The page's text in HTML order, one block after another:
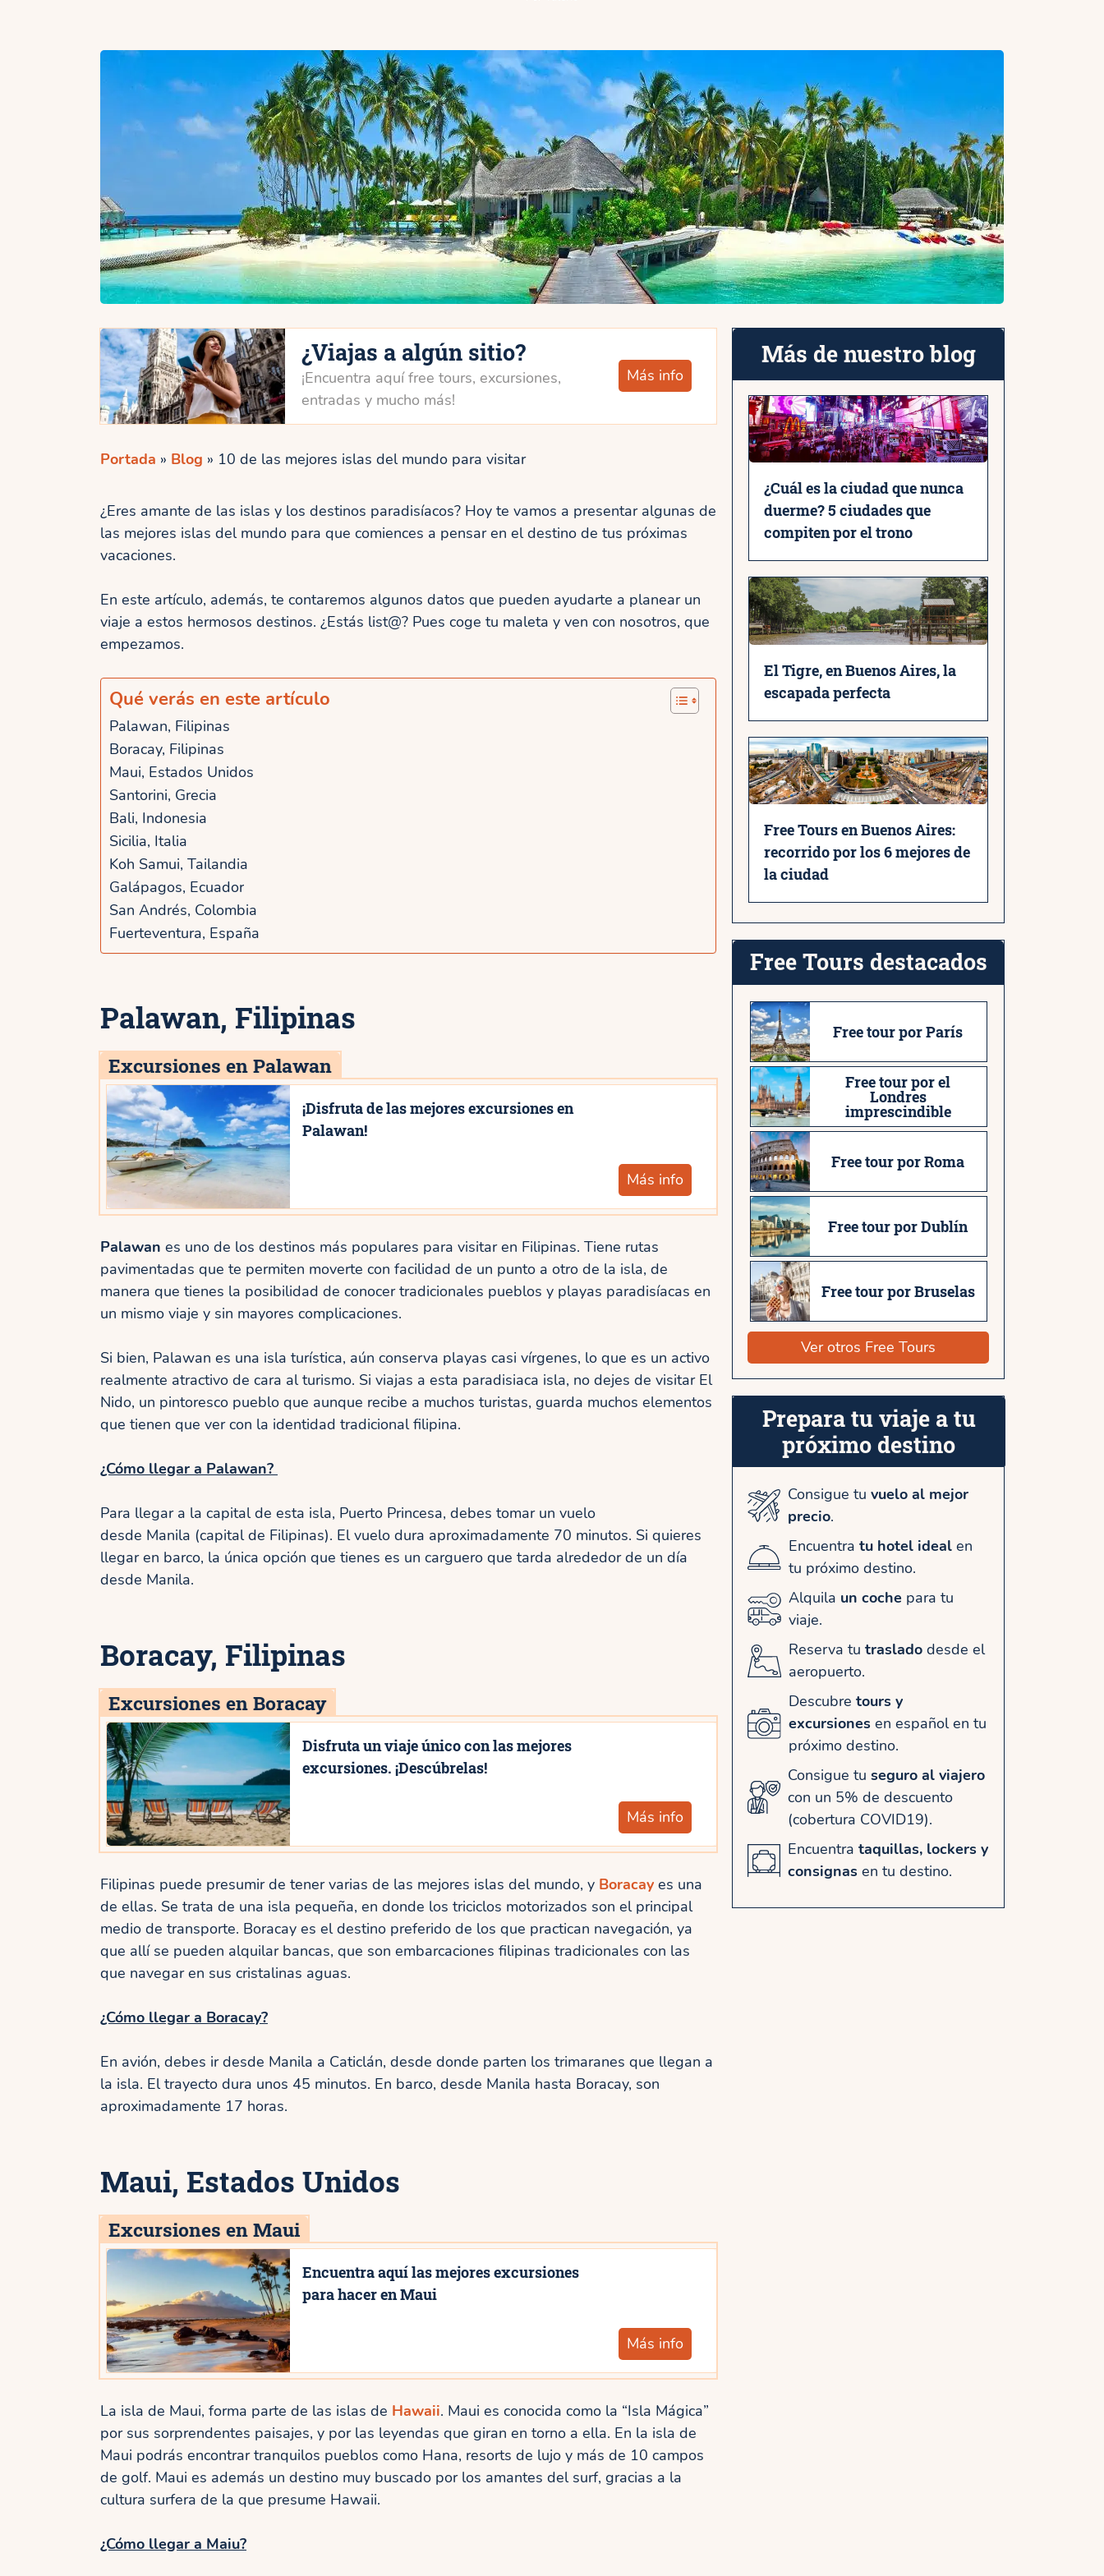
¿Viajas a algún sitio?
¡Encuentra aquí free tours, excursiones,
entradas y mucho más!
Más info
Portada » Blog » 10 de las mejores islas del mundo para visitar
¿Eres amante de las islas y los destinos paradisíacos? Hoy te vamos a presentar algunas de
las mejores islas del mundo para que comiences a pensar en el destino de tus próximas
vacaciones.
En este artículo, además, te contaremos algunos datos que pueden ayudarte a planear un
viaje a estos hermosos destinos. ¿Estás list@? Pues coge tu maleta y ven con nosotros, que
empezamos.
Qué verás en este artículo
Palawan, Filipinas
Boracay, Filipinas
Maui, Estados Unidos
Santorini, Grecia
Bali, Indonesia
Sicilia, Italia
Koh Samui, Tailandia
Galápagos, Ecuador
San Andrés, Colombia
Fuerteventura, España
Palawan, Filipinas
Excursiones en Palawan
¡Disfruta de las mejores excursiones en
Palawan!
Más info
Palawan es uno de los destinos más populares para visitar en Filipinas. Tiene rutas
pavimentadas que te permiten moverte con facilidad de un punto a otro de la isla, de
manera que tienes la posibilidad de conocer tradicionales pueblos y playas paradisíacas en
un mismo viaje y sin mayores complicaciones.
Si bien, Palawan es una isla turística, aún conserva playas casi vírgenes, lo que es un activo
realmente atractivo de cara al turismo. Si viajas a esta paradisiaca isla, no dejes de visitar El
Nido, un pintoresco pueblo que aunque recibe a muchos turistas, guarda muchos elementos
que tienen que ver con la identidad tradicional filipina.
¿Cómo llegar a Palawan?
Para llegar a la capital de esta isla, Puerto Princesa, debes tomar un vuelo
desde Manila (capital de Filipinas). El vuelo dura aproximadamente 70 minutos. Si quieres
llegar en barco, la única opción que tienes es un carguero que tarda alrededor de un día
desde Manila.
Boracay, Filipinas
Excursiones en Boracay
Disfruta un viaje único con las mejores
excursiones. ¡Descúbrelas!
Más info
Filipinas puede presumir de tener varias de las mejores islas del mundo, y Boracay es una
de ellas. Se trata de una isla pequeña, en donde los triciclos motorizados son el principal
medio de transporte. Boracay es el destino preferido de los que practican navegación, ya
que allí se pueden alquilar bancas, que son embarcaciones filipinas tradicionales con las
que navegar en sus cristalinas aguas.
¿Cómo llegar a Boracay?
En avión, debes ir desde Manila a Caticlán, desde donde parten los trimaranes que llegan a
la isla. El trayecto dura unos 45 minutos. En barco, desde Manila hasta Boracay, son
aproximadamente 17 horas.
Maui, Estados Unidos
Excursiones en Maui
Encuentra aquí las mejores excursiones
para hacer en Maui
Más info
La isla de Maui, forma parte de las islas de Hawaii. Maui es conocida como la “Isla Mágica”
por sus sorprendentes paisajes, y por las leyendas que giran en torno a ella. En la isla de
Maui podrás encontrar tranquilos pueblos como Hana, resorts de lujo y más de 10 campos
de golf. Maui es además un destino muy buscado por los amantes del surf, gracias a la
cultura surfera de la que presume Hawaii.
¿Cómo llegar a Maiu?
Más de nuestro blog
¿Cuál es la ciudad que nunca
duerme? 5 ciudades que
compiten por el trono
El Tigre, en Buenos Aires, la
escapada perfecta
Free Tours en Buenos Aires:
recorrido por los 6 mejores de
la ciudad
Free Tours destacados
Free tour por París
Free tour por el
Londres
imprescindible
Free tour por Roma
Free tour por Dublín
Free tour por Bruselas
Ver otros Free Tours
Prepara tu viaje a tu
próximo destino
Consigue tu vuelo al mejor
precio.
Encuentratu hotel ideal en
tu próximo destino.
Alquila un coche para tu
viaje.
Reserva tu trasladodesde el
aeropuerto.
Descubretours y
excursiones en español en tu
próximo destino.
Consigue tu seguro al viajero
con un 5% de descuento
(cobertura COVID19).
Encuentra taquillas, lockers y
consignas en tu destino.